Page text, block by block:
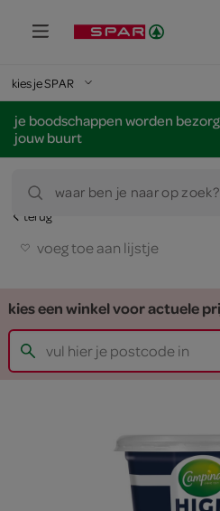
kies je SPAR
je boodschappen worden
jouw buurt
waar ben je naar op zoek?
terug
voeg toe aan lijstje
kies een winkel voor actuele